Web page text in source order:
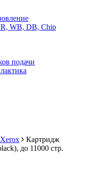
WB, DB, Chip
подачи
Xerox
Картридж
до 11000 стр.